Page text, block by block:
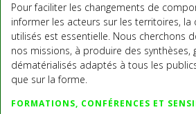
Pour faciliter les changements de
informer les acteurs sur les territoires,
utilisés est essentielle. Nous cherchons
nos missions, à produire des synthèses,
dématérialisés adaptés à tous les
que sur la forme.
FORMATIONS, CONFÉRENCES ET